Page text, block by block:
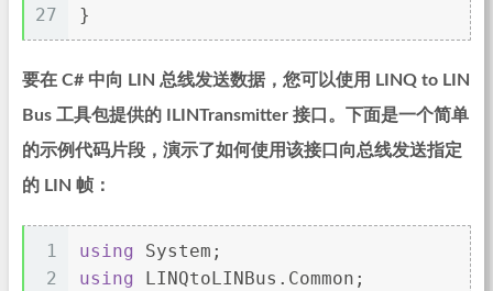
27 }
要在 C# 中向 LIN 总线发送数据，您可以使用 LINQ to LIN
Bus 工具包提供的 ILINTransmitter 接口。下面是一个简单
的示例代码片段，演示了如何使用该接口向总线发送指定
的 LIN 帧：
1
2
using
System;
using
LINQtoLINBus.Common;